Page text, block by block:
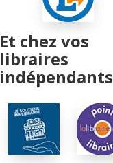
Et chez vos
libraires
indépendants